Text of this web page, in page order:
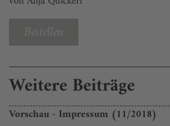
Bestellen
Weitere Beiträge
Vorschau - Impressum (11/2018)